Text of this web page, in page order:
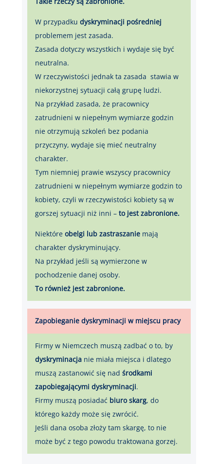
W przypadku dyskryminacji pośredniej
problemem jest zasada.
Zasada dotyczy wszystkich i wydaje się być
neutralna.
W rzeczywistości jednak ta zasada stawia w
niekorzystnej sytuacji całą grupę ludzi.
Na przykład zasada, że pracownicy
zatrudnieni w niepełnym wymiarze godzin
nie otrzymują szkoleń bez podania
przyczyny, wydaje się mieć neutralny
charakter.
Tym niemniej prawie wszyscy pracownicy
zatrudnieni w niepełnym wymiarze godzin to
kobiety, czyli w rzeczywistości kobiety są w
gorszej sytuacji niż inni – to jest zabronione.
Niektóre obelgi lub zastraszaniemają
charakter dyskryminujący.
Na przykład jeśli są wymierzone w
pochodzenie danej osoby.
To również jest zabronione.
Zapobieganie dyskryminacji w miejscu pracy
Firmy w Niemczech muszą zadbać o to, by
dyskryminacjanie miała miejsca i dlatego
muszą zastanowić się nad środkami
zapobiegającymi dyskryminacji.
Firmy muszą posiadać biuro skarg, do
którego każdy może się zwrócić.
Jeśli dana osoba złoży tam skargę, to nie
może być z tego powodu traktowana gorzej.